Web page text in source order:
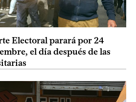
Electoral parará por 24
el día después de las